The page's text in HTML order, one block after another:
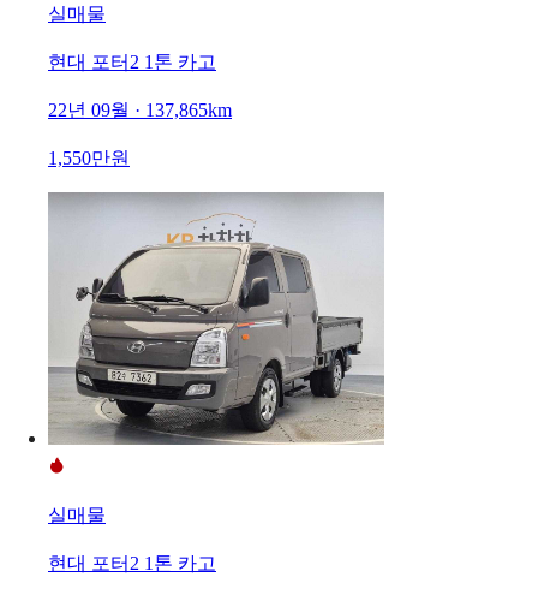
실매물
현대 포터2 1톤 카고
22년 09월 · 137,865km
1,550만원
실매물
현대 포터2 1톤 카고